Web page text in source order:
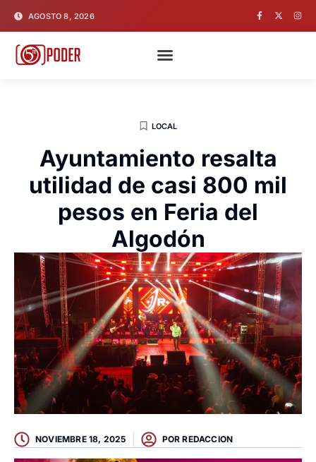
AGOSTO 8, 2026
LOCAL
Ayuntamiento resalta
utilidad de casi 800 mil
pesos en Feria del
Algodón
NOVIEMBRE 18, 2025 POR REDACCION